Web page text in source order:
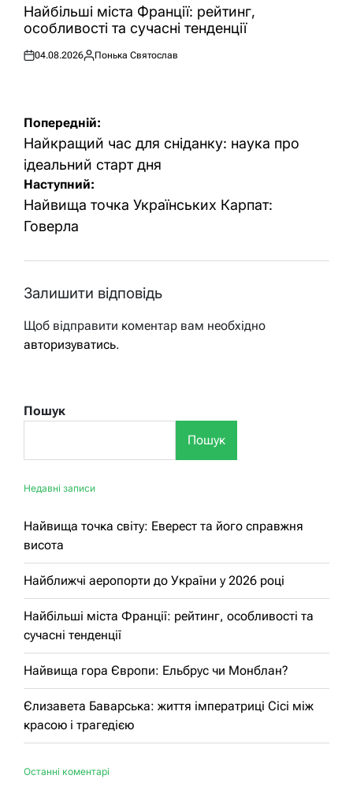
УНайбільші міста Франції: рейтинг,
особливості та сучасні тенденції
Оприлюднено
04.08.2026
Опубліковано
Понька Святослав
Навігація
записів
Попередній:
Найкращий час для сніданку: наука про
ідеальний старт дня
Наступний:
Найвища точка Українських Карпат:
Говерла
Залишити відповідь
Щоб відправити коментар вам необхідно
авторизуватись.
Пошук
Пошук
Недавні записи
Найвища точка світу: Еверест та його справжня
висота
Найближчі аеропорти до України у 2026 році
Найбільші міста Франції: рейтинг, особливості та
сучасні тенденції
Найвища гора Європи: Ельбрус чи Монблан?
Єлизавета Баварська: життя імператриці Сісі між
красою і трагедією
Останні коментарі